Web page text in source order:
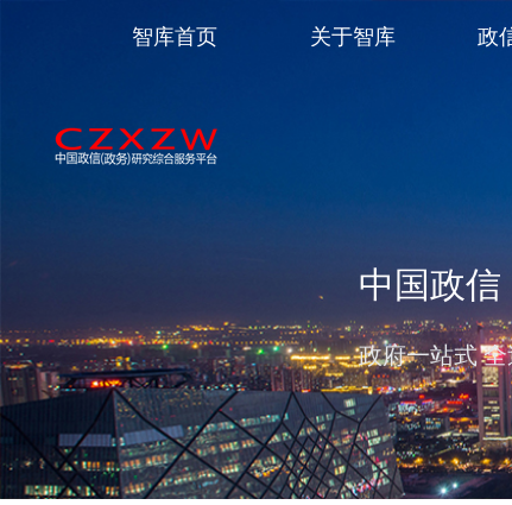
中国政
政府一站式
智库首页 关于智库 政